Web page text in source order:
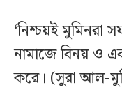
‘নিশ্চয়ই মুমিনরা
নামাজে বিনয় ও
করে। (সুরা আল-